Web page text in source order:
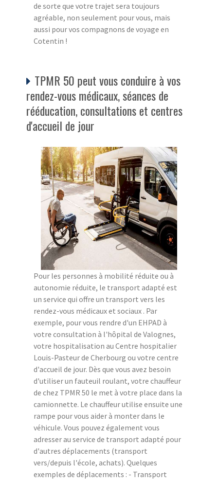
de sorte que votre trajet sera toujours
agréable, non seulement pour vous, mais
aussi pour vos compagnons de voyage en
Cotentin !
TPMR 50 peut vous conduire à vos
rendez-vous médicaux, séances de
rééducation, consultations et centres
d'accueil de jour
Pour les personnes à mobilité réduite ou à
autonomie réduite, le transport adapté est
un service qui offre un transport vers les
rendez-vous médicaux et sociaux . Par
exemple, pour vous rendre d'un EHPAD à
votre consultation à l'hôpital de Valognes,
votre hospitalisation au Centre hospitalier
Louis-Pasteur de Cherbourg ou votre centre
d'accueil de jour. Dès que vous avez besoin
d'utiliser un fauteuil roulant, votre chauffeur
de chez TPMR 50 le met à votre place dans la
camionnette. Le chauffeur utilise ensuite une
rampe pour vous aider à monter dans le
véhicule. Vous pouvez également vous
adresser au service de transport adapté pour
d'autres déplacements (transport
vers/depuis l'école, achats). Quelques
exemples de déplacements : - Transport